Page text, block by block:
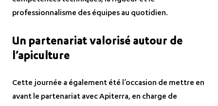
professionnalisme des équipes au quotidien.
Un partenariat valorisé autour de
l’apiculture
Cette journée a également été l’occasion de mettre en
avant le partenariat avec Apiterra, en charge de